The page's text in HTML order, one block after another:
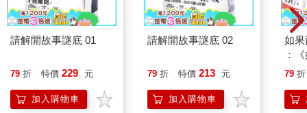
請解開故事謎底 01
79 折 特價 229 元
加入購物車
請解開故事謎底 02
79 折 特價 213 元
加入購物車
如
：
喵
79 折